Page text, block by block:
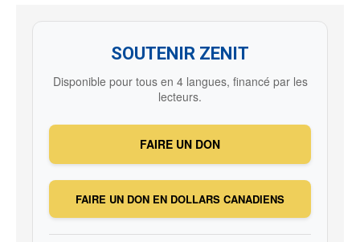
SOUTENIR ZENIT
Disponible pour tous en 4 langues, financé par les
lecteurs.
FAIRE UN DON
FAIRE UN DON EN DOLLARS CANADIENS